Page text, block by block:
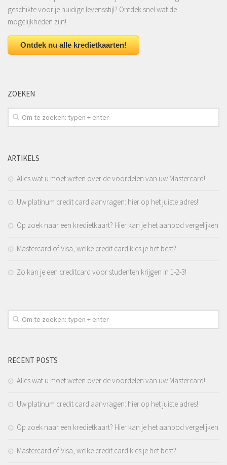
geschikte voor je huidige levensstijl? Ontdek snel wat de
mogelijkheden zijn!
Ontdek nu alle kredietkaarten!
ZOEKEN
ARTIKELS
Alles wat u moet weten over de voordelen van uw Mastercard!
Uw platinum credit card aanvragen: hier op het juiste adres!
Op zoek naar een kredietkaart? Hier kan je het aanbod vergelijken
Mastercard of Visa, welke credit card kies je het best?
Zo kan je een creditcard voor studenten krijgen in 1-2-3!
RECENT POSTS
Alles wat u moet weten over de voordelen van uw Mastercard!
Uw platinum credit card aanvragen: hier op het juiste adres!
Op zoek naar een kredietkaart? Hier kan je het aanbod vergelijken
Mastercard of Visa, welke credit card kies je het best?